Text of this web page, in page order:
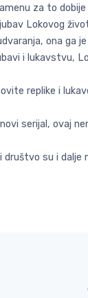
za to
Lokovog
ona
i lukavstvu,
replike i
serijal, ovaj
društvo su i